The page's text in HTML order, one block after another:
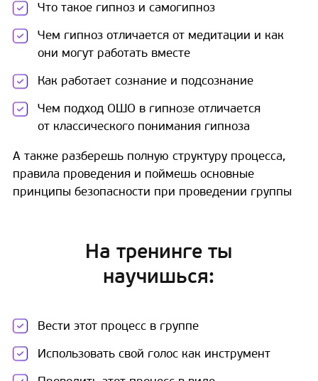
Что такое гипноз и самогипноз
Чем гипноз отличается от медитации и как
они могут работать вместе
Как работает сознание и подсознание
Чем подход ОШО в гипнозе отличается
от классического понимания гипноза
А также разберешь полную структуру процесса,
правила проведения и поймешь основные
принципы безопасности при проведении группы
На тренинге ты
научишься:
Вести этот процесс в группе
Использовать свой голос как инструмент